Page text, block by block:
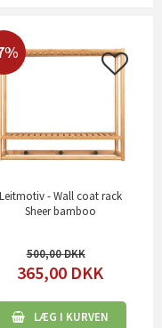
Leitmotiv - Wall coat rack
Sheer bamboo
500,00
365,00 DKK
LÆG I KURVEN